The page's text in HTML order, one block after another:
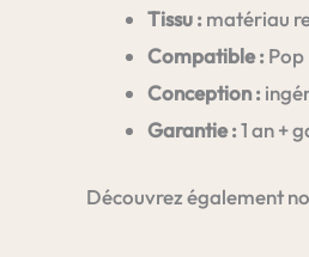
Tissu : matériau
Compatible : Pop
Conception :
Garantie :1 an +
Découvrez également